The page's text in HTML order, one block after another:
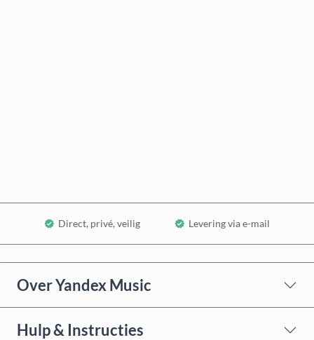
Direct, privé, veilig Levering via e-mail
Over Yandex Music
Hulp & Instructies